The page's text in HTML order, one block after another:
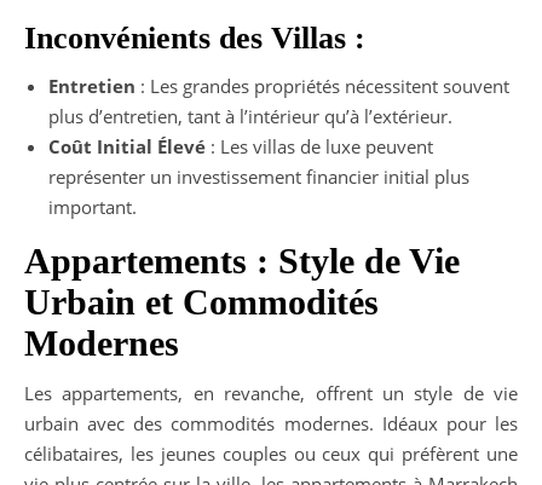
Inconvénients des Villas :
Entretien : Les grandes propriétés nécessitent souvent
plus d’entretien, tant à l’intérieur qu’à l’extérieur.
Coût Initial Élevé : Les villas de luxe peuvent
représenter un investissement financier initial plus
important.
Appartements : Style de Vie
Urbain et Commodités
Modernes
Les appartements, en revanche, offrent un style de vie
urbain avec des commodités modernes. Idéaux pour les
célibataires, les jeunes couples ou ceux qui préfèrent une